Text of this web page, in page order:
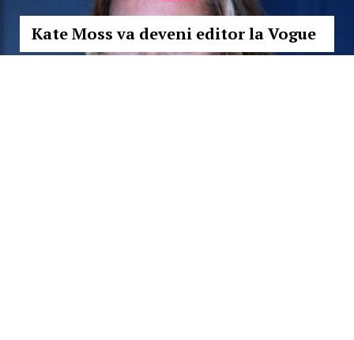
Kate Moss va deveni editor la Vogue